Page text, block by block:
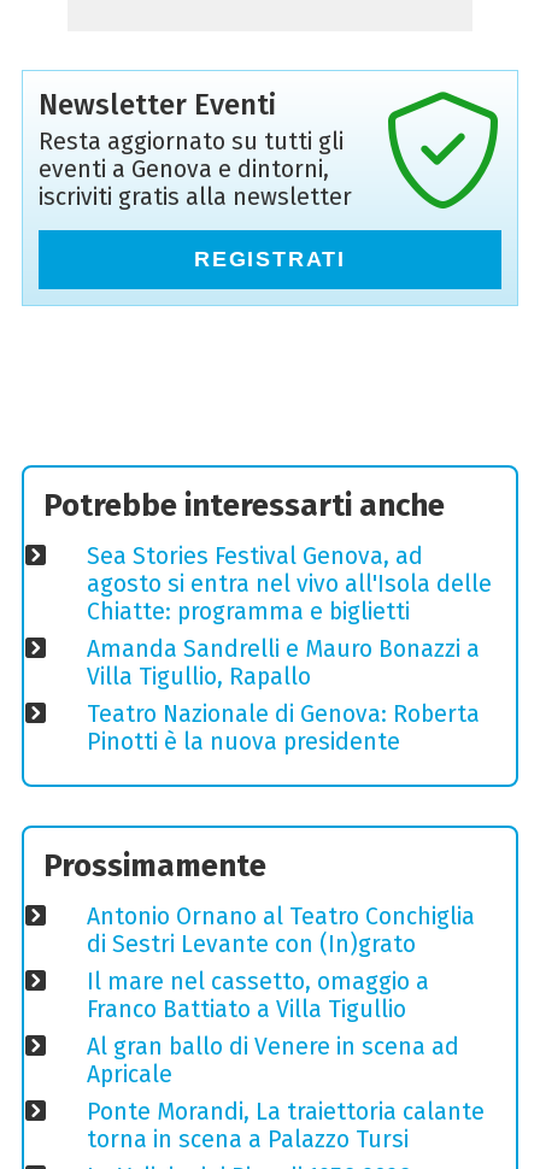
Newsletter Eventi
Resta aggiornato su tutti gli
eventi a Genova e dintorni,
iscriviti gratis alla newsletter
REGISTRATI
Potrebbe interessarti anche
Sea Stories Festival Genova, ad
agosto si entra nel vivo all'Isola delle
Chiatte: programma e biglietti
Amanda Sandrelli e Mauro Bonazzi a
Villa Tigullio, Rapallo
Teatro Nazionale di Genova: Roberta
Pinotti è la nuova presidente
Prossimamente
Antonio Ornano al Teatro Conchiglia
di Sestri Levante con (In)grato
Il mare nel cassetto, omaggio a
Franco Battiato a Villa Tigullio
Al gran ballo di Venere in scena ad
Apricale
Ponte Morandi, La traiettoria calante
torna in scena a Palazzo Tursi